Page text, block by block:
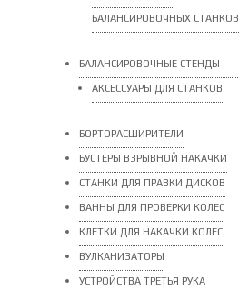
БАЛАНСИРОВОЧНЫХ СТАНКОВ
БАЛАНСИРОВОЧНЫЕ СТЕНДЫ
АКСЕССУАРЫ ДЛЯ СТАНКОВ
БОРТОРАСШИРИТЕЛИ
БУСТЕРЫ ВЗРЫВНОЙ НАКАЧКИ
СТАНКИ ДЛЯ ПРАВКИ ДИСКОВ
ВАННЫ ДЛЯ ПРОВЕРКИ КОЛЕС
КЛЕТКИ ДЛЯ НАКАЧКИ КОЛЕС
ВУЛКАНИЗАТОРЫ
УСТРОЙСТВА ТРЕТЬЯ РУКА